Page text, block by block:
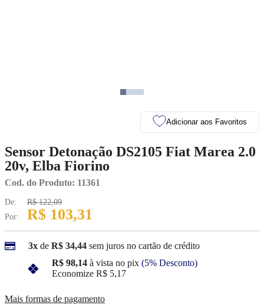
Adicionar aos Favoritos
Sensor Detonação DS2105 Fiat Marea 2.0
20v, Elba Fiorino
Cod. do Produto: 11361
De:
R$ 122,09
Por:
R$ 103,31
3x de R$ 34,44 sem juros no cartão de crédito
R$ 98,14 à vista no pix (5% Desconto)
Economize R$ 5,17
Mais formas de pagamento